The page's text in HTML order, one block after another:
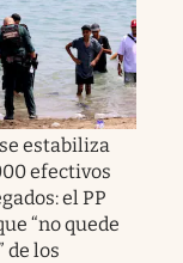
estabiliza
efectivos
el PP
“no quede
de los